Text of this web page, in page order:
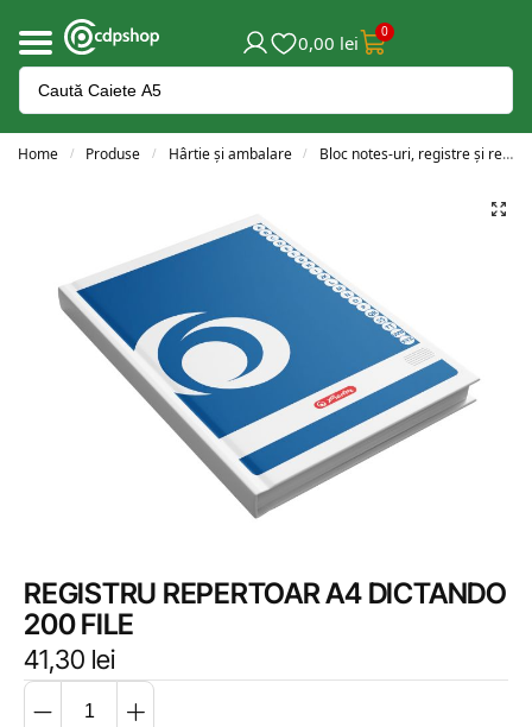
0,00 lei 0
Home / Produse / Hârtie și ambalare / Bloc notes-uri, registre și repertoare
REGISTRU REPERTOAR A4 DICTANDO
200 FILE
41,30 lei